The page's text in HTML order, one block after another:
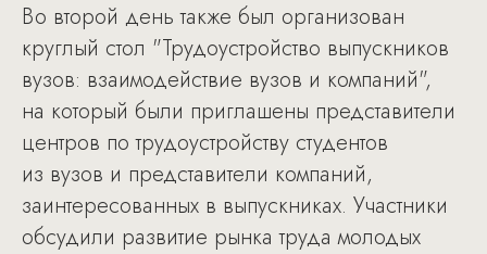
Во второй день также был организован
круглый стол "Трудоустройство выпускников
вузов: взаимодействие вузов и компаний",
на который были приглашены представители
центров по трудоустройству студентов
из вузов и представители компаний,
заинтересованных в выпускниках. Участники
обсудили развитие рынка труда молодых